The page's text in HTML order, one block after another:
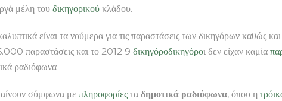
μέλη του δικηγορικού κλάδου.
είναι τα νούμερα για τις παραστάσεις των δικηγόρων καθώς
παραστάσεις και το 2012 9 δικηγόροδικηγόροι δεν είχαν καμία
ραδιόφωνα
σύμφωνα με πληροφορίες τα δημοτικά ραδιόφωνα, όπου η